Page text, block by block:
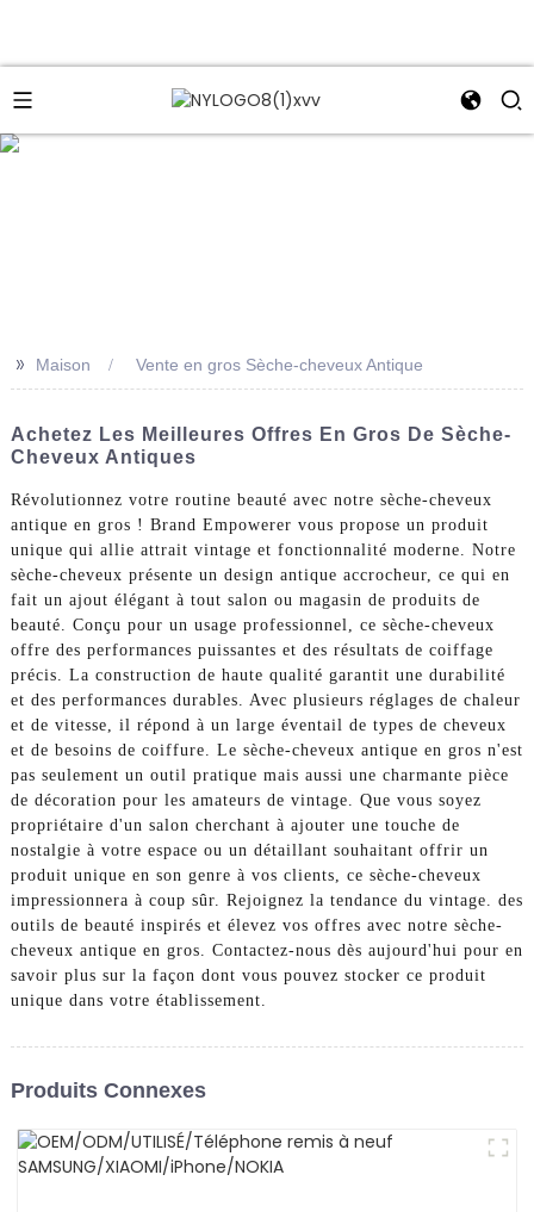
>> Maison Vente en gros Sèche-cheveux Antique
Achetez Les Meilleures Offres En Gros De Sèche-
Cheveux Antiques
Révolutionnez votre routine beauté avec notre sèche-cheveux
antique en gros ! Brand Empowerer vous propose un produit
unique qui allie attrait vintage et fonctionnalité moderne. Notre
sèche-cheveux présente un design antique accrocheur, ce qui en
fait un ajout élégant à tout salon ou magasin de produits de
beauté. Conçu pour un usage professionnel, ce sèche-cheveux
offre des performances puissantes et des résultats de coiffage
précis. La construction de haute qualité garantit une durabilité
et des performances durables. Avec plusieurs réglages de chaleur
et de vitesse, il répond à un large éventail de types de cheveux
et de besoins de coiffure. Le sèche-cheveux antique en gros n'est
pas seulement un outil pratique mais aussi une charmante pièce
de décoration pour les amateurs de vintage. Que vous soyez
propriétaire d'un salon cherchant à ajouter une touche de
nostalgie à votre espace ou un détaillant souhaitant offrir un
produit unique en son genre à vos clients, ce sèche-cheveux
impressionnera à coup sûr. Rejoignez la tendance du vintage. des
outils de beauté inspirés et élevez vos offres avec notre sèche-
cheveux antique en gros. Contactez-nous dès aujourd'hui pour en
savoir plus sur la façon dont vous pouvez stocker ce produit
unique dans votre établissement.
Produits Connexes